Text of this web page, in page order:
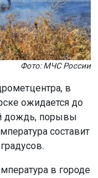
Фото: МЧС России
в
ожидается до
дождь, порывы
составит
в городе